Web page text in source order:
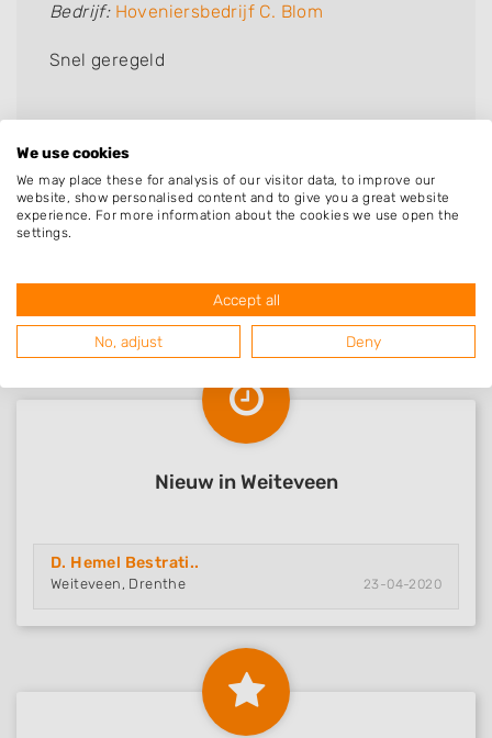
Bedrijf: Hoveniersbedrijf C. Blom
Snel geregeld
Nieuw in Weiteveen
D. Hemel Bestrati..
Weiteveen, Drenthe 23-04-2020
We use cookies
We may place these for analysis of our visitor data, to improve our
website, show personalised content and to give you a great website
experience. For more information about the cookies we use open the
settings.
Accept all
No, adjust Deny